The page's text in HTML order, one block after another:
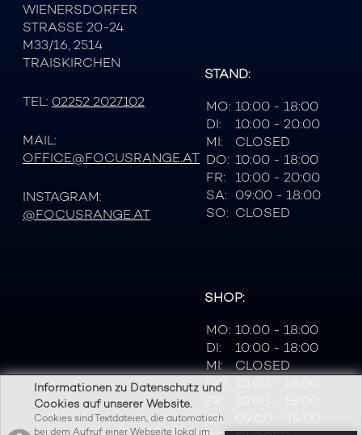
Informationen zu Datenschutz und
Cookies auf unserer Website.
Cookies sind Textdateien, die automatisch
bei dem Aufruf einer Webseite lokal im
WIENERSDORFER
STRASSE 20-24
M33/16, 2514
TRAISKIRCHEN
TEL: 02252 2027102
MAIL:
OFFICE@FOCUSRANGE.AT
INSTAGRAM:
@FOCUSRANGE.AT
STAND:
MO: 10:00 - 18:00
DI:
10:00 - 20:00
MI:
CLOSED
DO: 10:00 - 18:00
FR:
10:00 - 20:00
SA: 09:00 - 18:00
SO: CLOSED
SHOP:
MO: 10:00 - 18:00
DI:
10:00 - 18:00
MI:
CLOSED
DO:
SA:
09:00 - 14:00